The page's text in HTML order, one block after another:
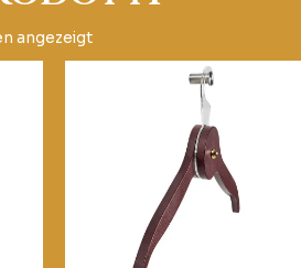
angezeigt